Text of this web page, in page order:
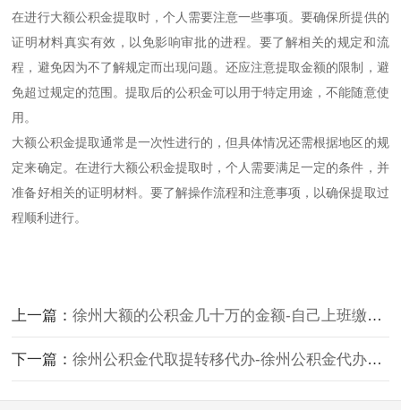
在进行大额公积金提取时，个人需要注意一些事项。要确保所提供的
证明材料真实有效，以免影响审批的进程。要了解相关的规定和流
程，避免因为不了解规定而出现问题。还应注意提取金额的限制，避
免超过规定的范围。提取后的公积金可以用于特定用途，不能随意使
用。
大额公积金提取通常是一次性进行的，但具体情况还需根据地区的规
定来确定。在进行大额公积金提取时，个人需要满足一定的条件，并
准备好相关的证明材料。要了解操作流程和注意事项，以确保提取过
程顺利进行。
上一篇：徐州大额的公积金几十万的金额-自己上班缴纳的有办法提取出来不？
下一篇：徐州公积金代取提转移代办-徐州公积金代办业务咨询。